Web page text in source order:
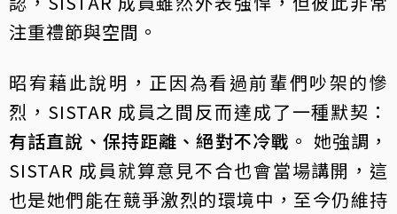
注重禮節與空間。
昭宥藉此說明，正因為看過前輩們吵架的慘
烈，SISTAR 成員之間反而達成了一種默契：
有話直說、保持距離、絕對不冷戰 。 她強調，
SISTAR 成員就算意見不合也會當場講開，這
也是她們能在競爭激烈的環境中，至今仍維持